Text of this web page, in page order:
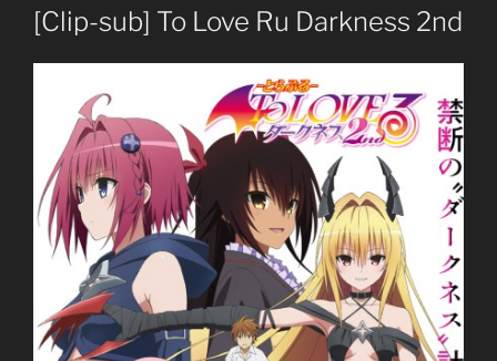
ON
[Clip-sub] To Love Ru Darkness 2nd